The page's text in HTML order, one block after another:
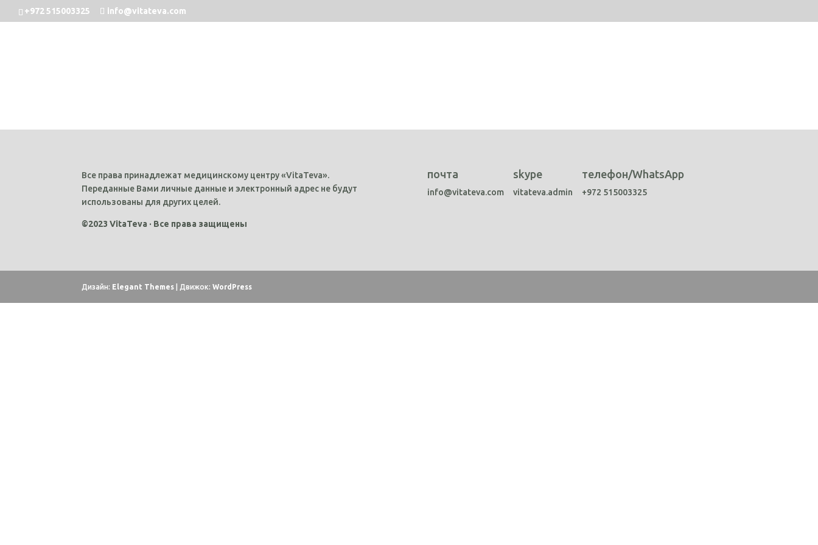
+972 515003325 info@vitateva.com
Все права принадлежат медицинскому центру «VitaTeva».
Переданные Вами личные данные и электронный адрес не будут
использованы для других целей.
©2023 VitaTeva · Все права защищены
почта
info@vitateva.com
skype
vitateva.admin
телефон/WhatsApp
+972 515003325
Дизайн: Elegant Themes | Движок:WordPress